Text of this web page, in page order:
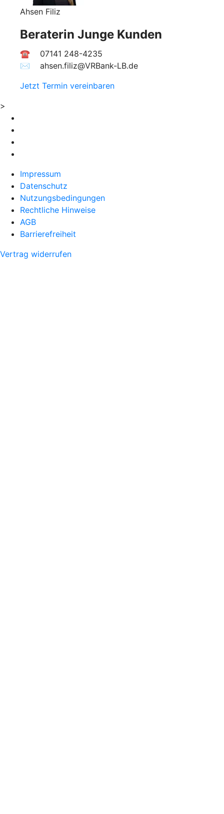
Ahsen Filiz
Beraterin Junge Kunden
☎ 07141 248-4235
✉︎ ahsen.filiz@VRBank-LB.de
Jetzt Termin vereinbaren
>
Impressum
Datenschutz
Nutzungsbedingungen
Rechtliche Hinweise
AGB
Barrierefreiheit
Vertrag widerrufen